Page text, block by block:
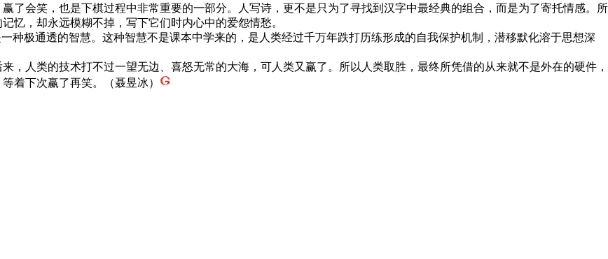
会笑，也是下棋过程中非常重要的一部分。人写诗，更不是只为了寻找到汉字中最经典的组合，而是为了寄托情感。所
忆，却永远模糊不掉，写下它们时内心中的爱怨情愁。
极通透的智慧。这种智慧不是课本中学来的，是人类经过千万年跌打历练形成的自我保护机制，潜移默化溶于思想深
人类的技术打不过一望无边、喜怒无常的大海，可人类又赢了。所以人类取胜，最终所凭借的从来就不是外在的硬件，
着下次赢了再笑。（聂昱冰）